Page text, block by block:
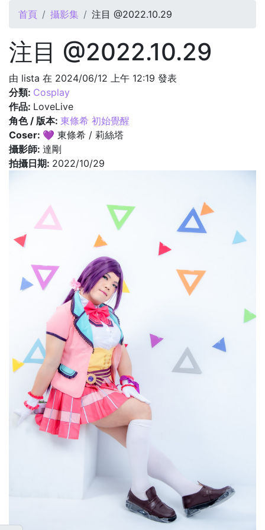
您在這裡
首頁 攝影集 注目 @2022.10.29
注目 @2022.10.29
由 lista 在 2024/06/12 上午 12:19 發表
分類: Cosplay
作品: LoveLive
角色 / 版本: 東條希 初始覺醒
Coser: 💜 東條希 / 莉絲塔
攝影師: 達剛
拍攝日期: 2022/10/29